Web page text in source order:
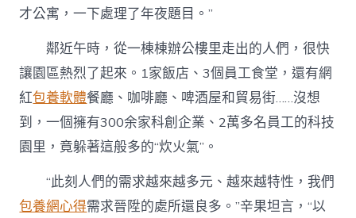
才公寓，一下處理了年夜題目。”
鄰近午時，從一棟棟辦公樓里走出的人們，很快
讓園區熱烈了起來。1家飯店、3個員工食堂，還有網
紅包養軟體餐廳、咖啡廳、啤酒屋和貿易街……沒想
到，一個擁有300余家科創企業、2萬多名員工的科技
園里，竟躲著這般多的“炊火氣”。
“此刻人們的需求越來越多元、越來越特性，我們
包養網心得需求晉陞的處所還良多。”辛果坦言，“以